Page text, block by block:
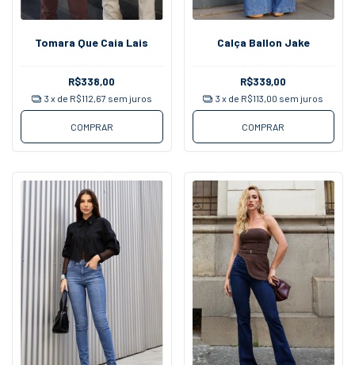
Tomara Que Caia Lais
R$338,00
3 x de R$112,67 sem juros
COMPRAR
Calça Ballon Jake
R$339,00
3 x de R$113,00 sem juros
COMPRAR